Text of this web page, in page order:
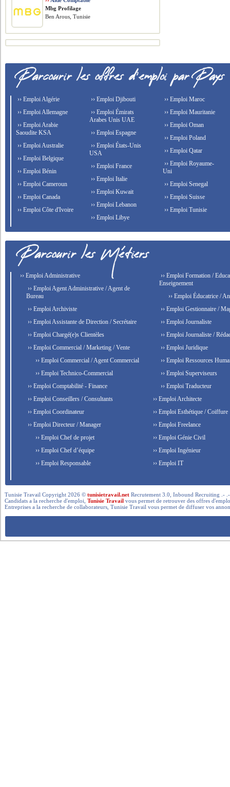
Mbg Profilage
Ben Arous, Tunisie
›› Emploi Algérie
›› Emploi Allemagne
›› Emploi Arabie
Saoudite KSA
›› Emploi Australie
›› Emploi Belgique
›› Emploi Bénin
›› Emploi Cameroun
›› Emploi Canada
›› Emploi Côte d'Ivoire
›› Emploi Djibouti
›› Emploi Émirats
Arabes Unis UAE
›› Emploi Espagne
›› Emploi États-Unis
USA
›› Emploi France
›› Emploi Italie
›› Emploi Kuwait
›› Emploi Lebanon
›› Emploi Libye
›› Emploi Maroc
›› Emploi Mauritanie
›› Emploi Oman
›› Emploi Poland
›› Emploi Qatar
›› Emploi Royaume-
Uni
›› Emploi Senegal
›› Emploi Suisse
›› Emploi Tunisie
›› Emploi Administrative
›› Emploi Agent Administrative / Agent de
Bureau
›› Emploi Archiviste
›› Emploi Assistante de Direction / Secrétaire
›› Emploi Chargé(e)s Clientèles
›› Emploi Commercial / Marketing / Vente
›› Emploi Commercial / Agent Commercial
›› Emploi Technico-Commercial
›› Emploi Comptabilité - Finance
›› Emploi Conseillers / Consultants
›› Emploi Coordinateur
›› Emploi Directeur / Manager
›› Emploi Chef de projet
›› Emploi Chef d’équipe
›› Emploi Responsable
›› Emploi Formation /
Enseignement
›› Emploi Éducatrice /
›› Emploi Gestionnaire /
›› Emploi Journaliste
›› Emploi Journaliste /
›› Emploi Juridique
›› Emploi Ressources
›› Emploi Superviseurs
›› Emploi Traducteur
›› Emploi Architecte
›› Emploi Esthétique / Coiffure
›› Emploi Freelance
›› Emploi Génie Civil
›› Emploi Ingénieur
›› Emploi IT
Tunisie Travail Copyright 2026 ©tunisietravail.net Recrutement 3.0, Inbound Recruiting .-
Candidats a la recherche d'emploi,Tunisie Travail vous permet de retrouver des offres
Entreprises a la recherche de collaborateurs, Tunisie Travail vous permet de diffuser vos